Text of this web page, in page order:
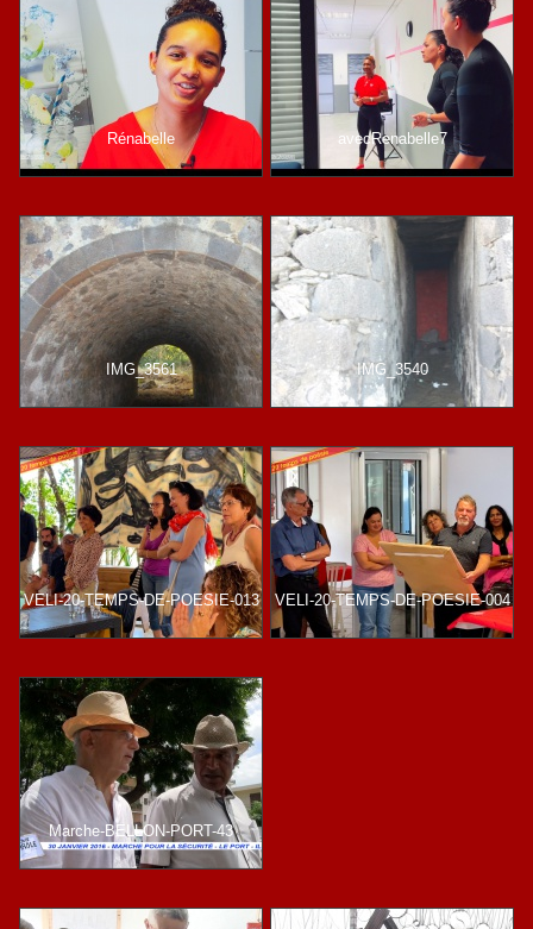
Rénabelle avecRenabelle7
IMG_3561 IMG_3540
VELI-20-TEMPS-DE-POESIE-013 VELI-20-TEMPS-DE-POESIE-004
Marche-BELLON-PORT-43